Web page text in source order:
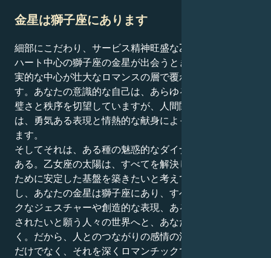
金星は獅子座にあります
細部にこだわり、サービス精神旺盛な乙女座の太陽と、
ハート中心の獅子座の金星が出会うとき。あなたは、現
実的な中心が壮大なロマンスの層で覆われている人で
す。あなたの意識的な自己は、あらゆる物事において完
璧さと秩序を切望していますが、人間関係の秘密の世界
は、勇気ある表現と情熱的な献身によって成り立ってい
ます。
そしてそれは、ある種の魅惑的なダイナミズムの中心に
ある。乙女座の太陽は、すべてを解決し、パートナーの
ために安定した基盤を築きたいと考えています。しか
し、あなたの金星は獅子座にあり、すべてをドラマチッ
クなジェスチャーや創造的な表現、あるいはあなたに愛
されたいと願う人々の世界へと、あなたを引っ張ってい
く。だから、人とのつながりの感情の深さを経験できる
だけでなく、それを深くロマンチックで忠実で肉体的な